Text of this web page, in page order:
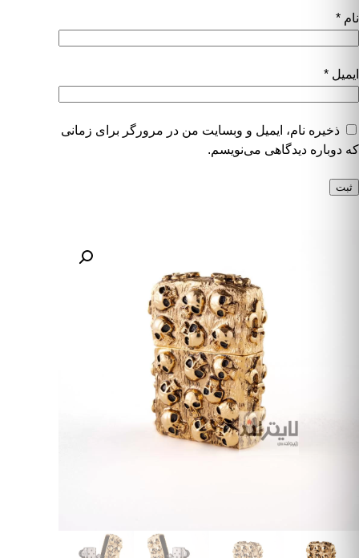
نام *
ایمیل *
ذخیره نام، ایمیل و وبسایت من در مرورگر برای زمانی
که دوباره دیدگاهی می‌نویسم.